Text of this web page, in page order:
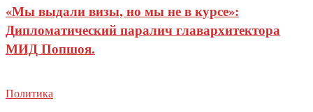
«Мы выдали визы, но мы не в курсе»:
Дипломатический паралич главархитектора
МИД Попшоя.
Политика